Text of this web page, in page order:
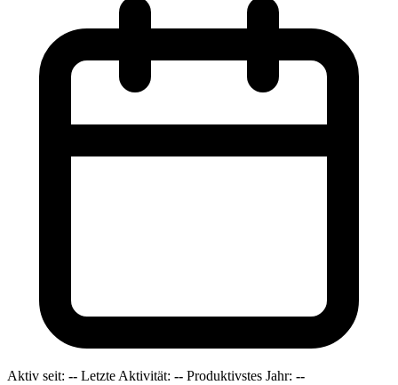
Aktiv seit: -- Letzte Aktivität: -- Produktivstes Jahr: --